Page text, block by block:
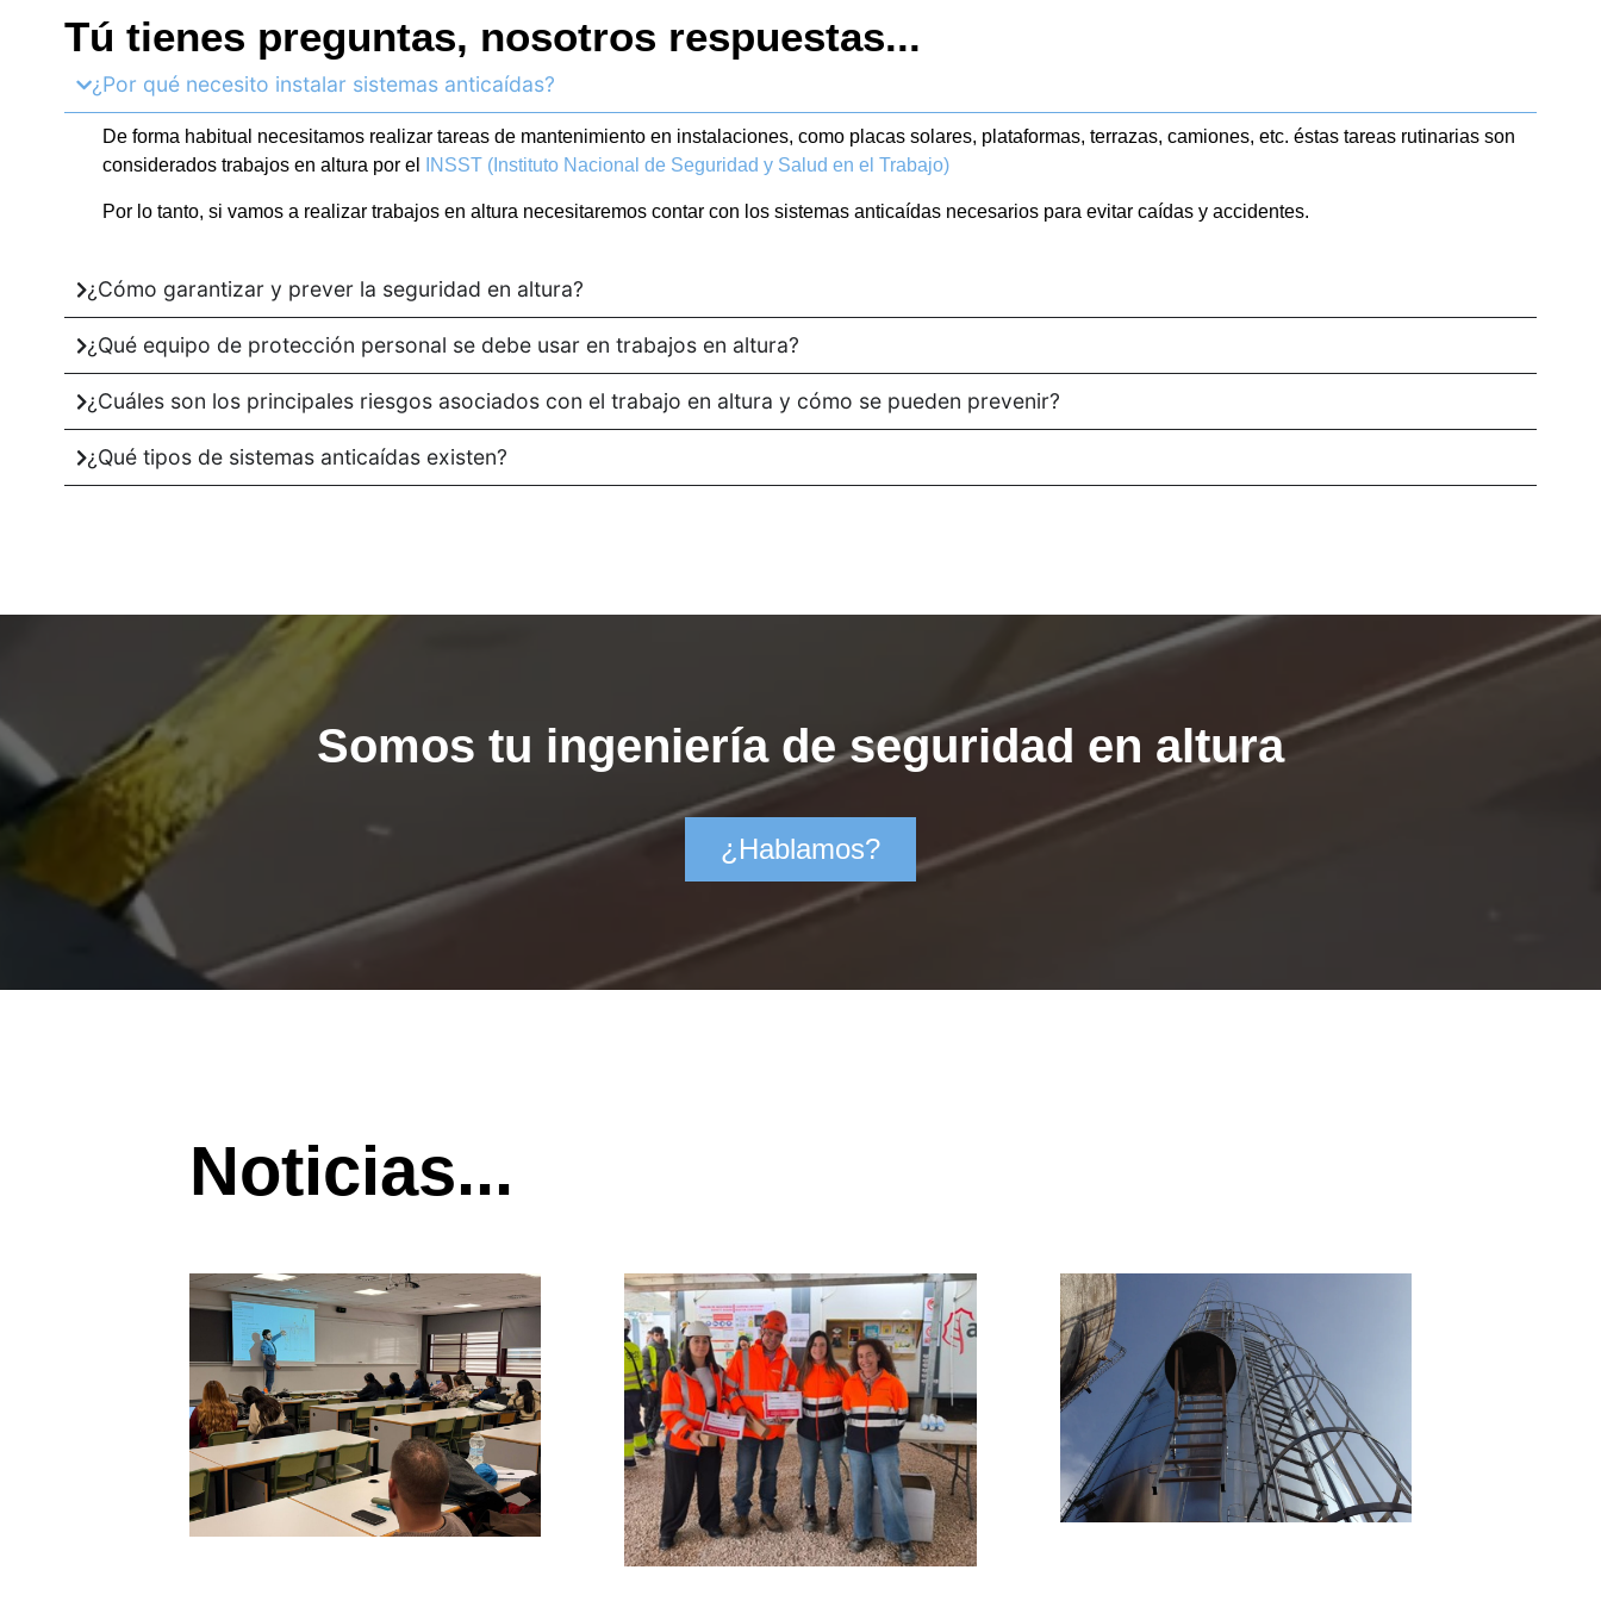
Tú tienes preguntas, nosotros respuestas...
¿Por qué necesito instalar sistemas anticaídas?
De forma habitual necesitamos realizar tareas de mantenimiento en instalaciones, como placas solares, plataformas, terrazas, camiones, etc. éstas tareas rutinarias son
considerados trabajos en altura por el
INSST (Instituto Nacional de Seguridad y Salud en el Trabajo)
Por lo tanto, si vamos a realizar trabajos en altura necesitaremos contar con los sistemas anticaídas necesarios para evitar caídas y accidentes.
¿Cómo garantizar y prever la seguridad en altura?
¿Qué equipo de protección personal se debe usar en trabajos en altura?
¿Cuáles son los principales riesgos asociados con el trabajo en altura y cómo se pueden prevenir?
¿Qué tipos de sistemas anticaídas existen?
Somos tu ingeniería de seguridad en altura
¿Hablamos?
Noticias...